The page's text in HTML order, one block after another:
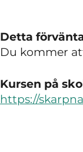
Detta
Du kommer
Kursen på
https://